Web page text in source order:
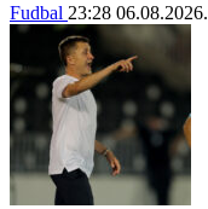
Fudbal 23:28 06.08.2026.